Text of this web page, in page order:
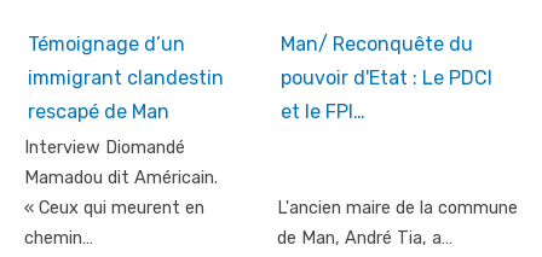
Témoignage d’un
immigrant clandestin
rescapé de Man
Interview Diomandé
Mamadou dit Américain.
« Ceux qui meurent en
chemin…
Man/ Reconquête du
pouvoir d'Etat : Le PDCI
et le FPI…
L'ancien maire de la commune
de Man, André Tia, a…